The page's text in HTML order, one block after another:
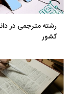
رشته مترجمی در
کشور